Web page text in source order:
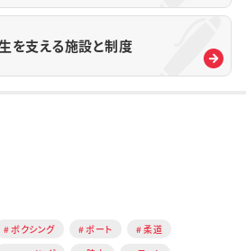
を支える施設と制度
ボクシング ボート
柔道